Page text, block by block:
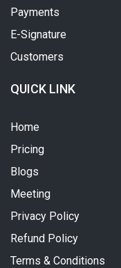
Payments
E-Signature
Customers
QUICK LINK
Home
Pricing
Blogs
Meeting
Privacy Policy
Refund Policy
Terms & Conditions